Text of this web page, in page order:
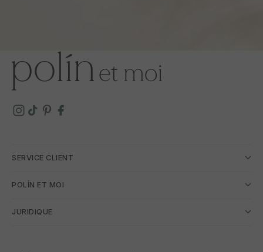
SERVICE CLIENT
POLÍN ET MOI
JURIDIQUE